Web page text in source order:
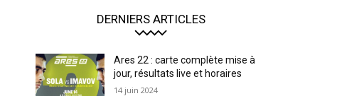
DERNIERS ARTICLES
Ares 22 : carte complète mise à
jour, résultats live et horaires
14 juin 2024